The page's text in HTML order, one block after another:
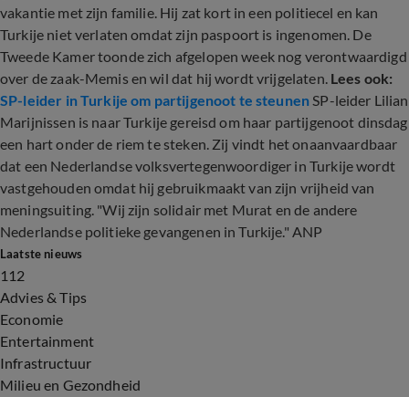
vakantie met zijn familie. Hij zat kort in een politiecel en kan
Turkije niet verlaten omdat zijn paspoort is ingenomen. De
Tweede Kamer toonde zich afgelopen week nog verontwaardigd
over de zaak-Memis en wil dat hij wordt vrijgelaten. Lees ook:
SP-leider in Turkije om partijgenoot te steunenSP-leider Lilian
Marijnissen is naar Turkije gereisd om haar partijgenoot dinsdag
een hart onder de riem te steken. Zij vindt het onaanvaardbaar
dat een Nederlandse volksvertegenwoordiger in Turkije wordt
vastgehouden omdat hij gebruikmaakt van zijn vrijheid van
meningsuiting. "Wij zijn solidair met Murat en de andere
Nederlandse politieke gevangenen in Turkije." ANP
Laatste nieuws
112
Advies & Tips
Economie
Entertainment
Infrastructuur
Milieu en Gezondheid